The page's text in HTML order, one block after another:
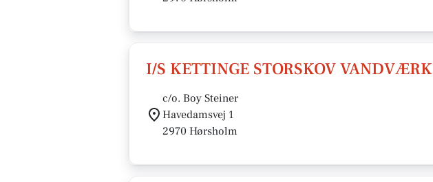
I/S KETTINGE STORSKOV VANDVÆRK
c/o. Boy Steiner
Havedamsvej 1
2970 Hørsholm